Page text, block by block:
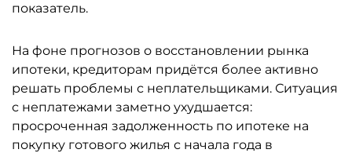
показатель.
На фоне прогнозов о восстановлении рынка
ипотеки, кредиторам придётся более активно
решать проблемы с неплательщиками. Ситуация
с неплатежами заметно ухудшается:
просроченная задолженность по ипотеке на
покупку готового жилья с начала года в